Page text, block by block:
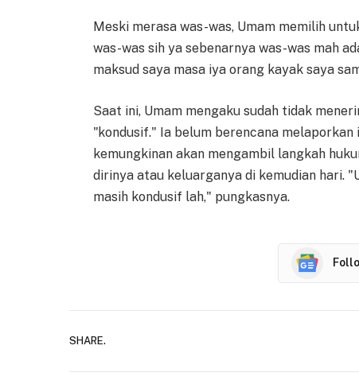
Meski merasa was-was, Umam memilih
was-was sih ya sebenarnya was-was mah
maksud saya masa iya orang kayak saya
Saat ini, Umam mengaku sudah tidak
"kondusif." Ia belum berencana
kemungkinan akan mengambil langkah
dirinya atau keluarganya di kemudian hari.
masih kondusif lah," pungkasnya.
SHARE.